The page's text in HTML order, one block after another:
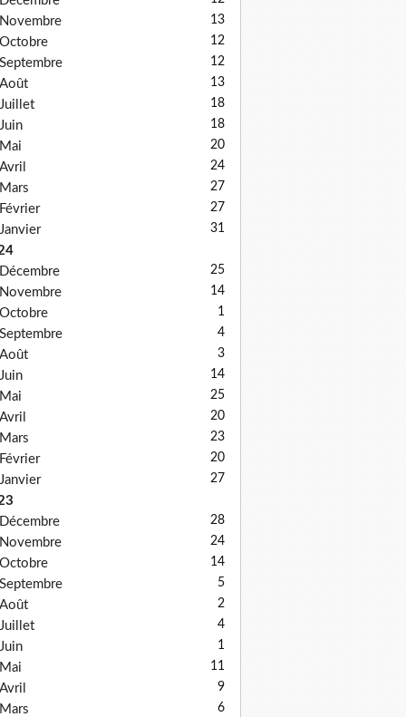
Novembre 13
Octobre 12
Septembre 12
Août 13
Juillet 18
Juin 18
Mai 20
Avril 24
Mars 27
Février 27
Janvier 31
Décembre
25
Novembre 14
Octobre 1
Septembre 4
Août 3
Juin 14
Mai 25
Avril 20
Mars 23
Février 20
Janvier 27
Décembre
28
Novembre 24
Octobre 14
Septembre 5
Août 2
Juillet 4
Juin 1
Mai 11
Avril 9
Mars 6